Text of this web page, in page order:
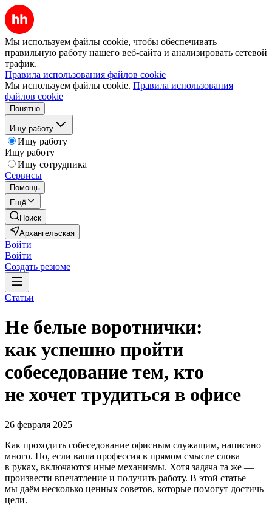
Мы используем файлы cookie, чтобы обеспечивать
правильную работу нашего веб-сайта и анализировать сетевой
трафик.
Правила использования файлов cookie
Мы используем файлы cookie. Правила использования
файлов cookie
Понятно
Ищу работу
Ищу работу
Ищу работу
Ищу сотрудника
Сервисы
Помощь
Ещё
Поиск
Архангельская
Войти
Войти
Создать резюме
Статьи
Не белые воротнички:
как успешно пройти
собеседование тем, кто
не хочет трудиться в офисе
26 февраля 2025
Как проходить собеседование офисным служащим, написано
много. Но, если ваша профессия в прямом смысле слова
в руках, включаются иные механизмы. Хотя задача та же —
произвести впечатление и получить работу. В этой статье
мы даём несколько ценных советов, которые помогут достичь
цели.